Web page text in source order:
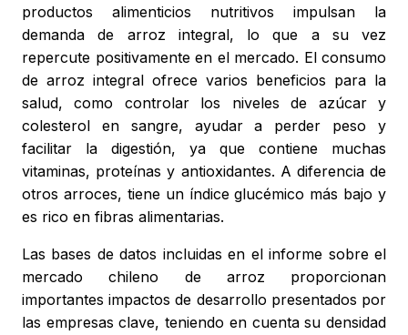
productos alimenticios nutritivos impulsan la
demanda de arroz integral, lo que a su vez
repercute positivamente en el mercado. El consumo
de arroz integral ofrece varios beneficios para la
salud, como controlar los niveles de azúcar y
colesterol en sangre, ayudar a perder peso y
facilitar la digestión, ya que contiene muchas
vitaminas, proteínas y antioxidantes. A diferencia de
otros arroces, tiene un índice glucémico más bajo y
es rico en fibras alimentarias.
Las bases de datos incluidas en el informe sobre el
mercado chileno de arroz proporcionan
importantes impactos de desarrollo presentados por
las empresas clave, teniendo en cuenta su densidad